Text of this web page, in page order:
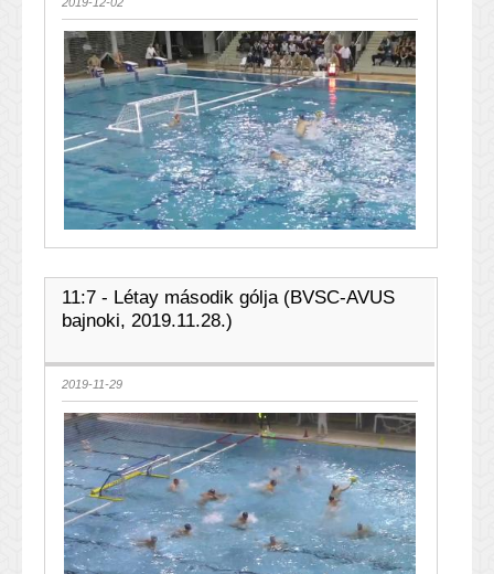
11:7 - Létay második gólja (BVSC-AVUS
bajnoki, 2019.11.28.)
2019-11-29